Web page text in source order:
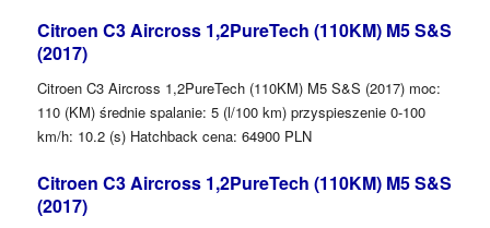
Citroen C3 Aircross 1,2PureTech (110KM) M5 S&S
(2017)
Citroen C3 Aircross 1,2PureTech (110KM) M5 S&S (2017) moc:
110 (KM) średnie spalanie: 5 (l/100 km) przyspieszenie 0-100
km/h: 10.2 (s) Hatchback cena: 64900 PLN
Citroen C3 Aircross 1,2PureTech (110KM) M5 S&S
(2017)